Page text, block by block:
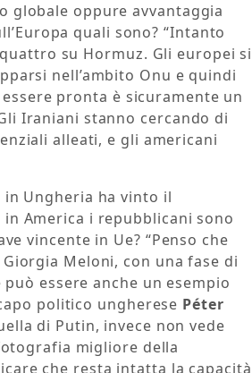
globale oppure avvantaggia
quali sono? “Intanto
su Hormuz. Gli europei si
nell’ambito Onu e quindi
pronta è sicuramente un
Iraniani stanno cercando di
alleati, e gli americani
Ungheria ha vinto il
America i repubblicani sono
vincente in Ue? “Penso che
Meloni, con una fase di
essere anche un esempio
politico ungherese Péter
di Putin, invece non vede
migliore della
che resta intatta la capacità